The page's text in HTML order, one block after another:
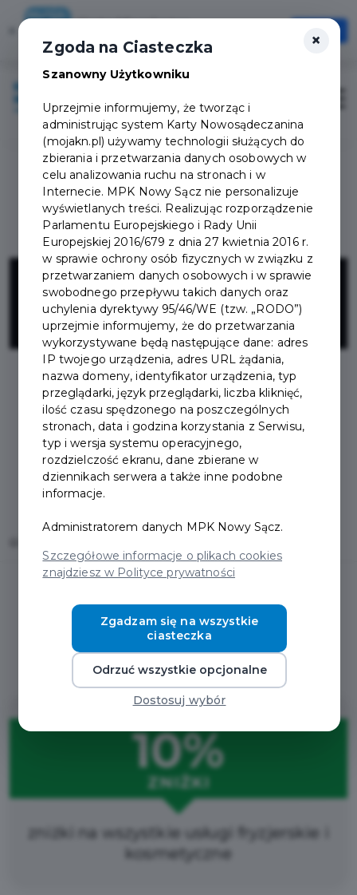
Szybciej, wygodniej, zawsze pod ręką
Otwórz
Atelier
SENSATION
Regulamin i warunki
10%
ZNIŻKI
zniżki na wszystkie usługi fryzjerskie i
kosmetyczne
×
Zgoda na Ciasteczka
Szanowny Użytkowniku
Uprzejmie informujemy, że tworząc i
administrując system Karty Nowosądeczanina
(mojakn.pl) używamy technologii służących do
zbierania i przetwarzania danych osobowych w
celu analizowania ruchu na stronach i w
Internecie. MPK Nowy Sącz nie personalizuje
wyświetlanych treści. Realizując rozporządzenie
Parlamentu Europejskiego i Rady Unii
Europejskiej 2016/679 z dnia 27 kwietnia 2016 r.
w sprawie ochrony osób fizycznych w związku z
przetwarzaniem danych osobowych i w sprawie
swobodnego przepływu takich danych oraz
uchylenia dyrektywy 95/46/WE (tzw. „RODO”)
uprzejmie informujemy, że do przetwarzania
wykorzystywane będą następujące dane: adres
IP twojego urządzenia, adres URL żądania,
nazwa domeny, identyfikator urządzenia, typ
przeglądarki, język przeglądarki, liczba kliknięć,
ilość czasu spędzonego na poszczególnych
stronach, data i godzina korzystania z Serwisu,
typ i wersja systemu operacyjnego,
rozdzielczość ekranu, dane zbierane w
dziennikach serwera a także inne podobne
informacje.
Administratorem danych MPK Nowy Sącz.
Szczegółowe informacje o plikach cookies
znajdziesz w Polityce prywatności
Zgadzam się na wszystkie
ciasteczka
Odrzuć wszystkie opcjonalne
Dostosuj wybór